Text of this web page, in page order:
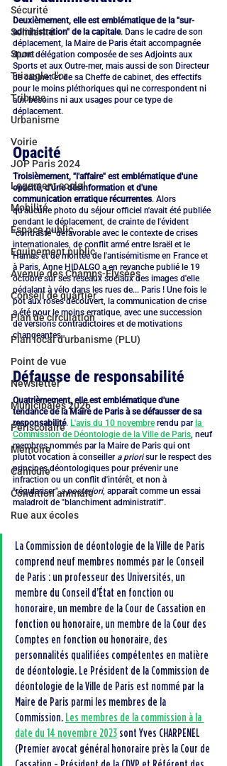
Sécurité
Solidarité
Sport
Triangle d'or
Tribune
Urbanisme
Voirie
JOP Paris 2024
Logement social
Mobilité
Espace public
Equipement public
Avenue des Champs-Elysées
Conseil de quartier
Plan de circulation
Plan local d'urbanisme (PLU)
Point de vue
Newsletter
Municipales 2026
Périscolaire
Mémoire
Canicule
Condition animale
Rue aux écoles
Deuxièmement, elle est emblématique de la "sur-
administration" de la capitale. Dans le cadre de son
déplacement, la Maire de Paris était accompagnée
d'une délégation composée de ses Adjoints aux
Sports et aux Outre-mer, mais aussi de son Directeur
de cabinet et de sa Cheffe de cabinet, des effectifs
pour le moins pléthoriques qui ne correspondent ni
aux besoins ni aux usages pour ce type de
déplacement.
Opacité
Troisièmement, "l'affaire" est emblématique d'une
opacité, d'une désinformation et d'une
communication erratique récurrentes. Alors
qu'aucune photo du séjour officiel n'avait été publiée
pendant le déplacement, de crainte de l'évident
"contraste" défavorable avec le contexte de crises
internationales, de conflit armé entre Israël et le
Hamas et de montée de l'antisémitisme en France et
à Paris, Anne HIDALGO a en revanche publié le 19
octobre sur ses réseaux sociaux des images d'elle
pédalant à vélo dans les rues de... Paris ! Une fois le
pot aux roses découvert, la communication de crise
a été pour le moins erratique, avec une succession
de versions contradictoires et de motivations
changeantes.
Défausse de responsabilité
Quatrièmement, elle est emblématique d'une
tendance de la Maire de Paris à se défausser de sa
responsabilité. L'avis du 10 novembre rendu par la
Commission de Déontologie de la Ville de Paris , neuf
membres nommés par la Maire de Paris qui ont
plutôt vocation à conseiller a priori sur le respect des
principes déontologiques pour prévenir une
infraction ou un conflit d'intérêt, et non à
"régulariser" a posteriori, apparaît comme un essai
maladroit de "blanchiment administratif".
La Commission de déontologie de la Ville de Paris
comprend neuf membres nommés par le Conseil
de Paris : un professeur des Universités, un
membre du Conseil d’État en fonction ou
honoraire, un membre de la Cour de Cassation en
fonction ou honoraire, un membre de la Cour des
Comptes en fonction ou honoraire, des
personnalités qualifiées compétentes en matière
de déontologie. Le Président de la Commission de
déontologie de la Ville de Paris est nommé par la
Maire de Paris parmi les membres de la
Commission.
Les membres de la commission à la
date du 14 novembre 2023 sont Yves CHARPENEL
(Premier avocat général honoraire près la Cour de
Cassation - Président de la CDVP et Référent des